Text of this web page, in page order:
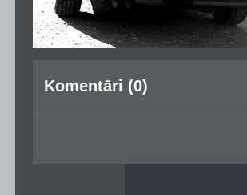
Komentāri (0)